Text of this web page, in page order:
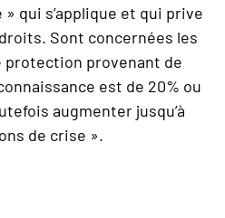
qui s’applique et qui prive
Sont concernées les
protection provenant de
est de 20% ou
augmenter jusqu’à
de crise ».